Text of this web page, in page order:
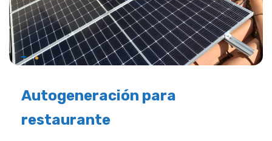
Autogeneración para
restaurante